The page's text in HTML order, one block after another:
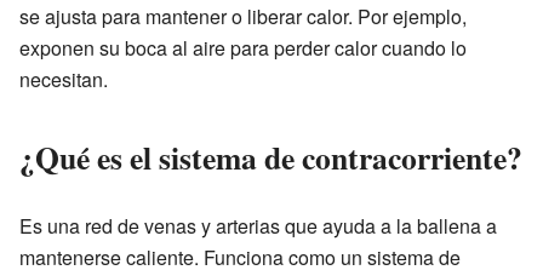
se ajusta para mantener o liberar calor. Por ejemplo,
exponen su boca al aire para perder calor cuando lo
necesitan.
¿Qué es el sistema de contracorriente?
Es una red de venas y arterias que ayuda a la ballena a
mantenerse caliente. Funciona como un sistema de